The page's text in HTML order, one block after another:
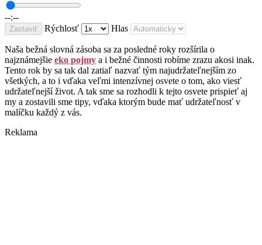
--:--
Zastaviť Rýchlosť Hlas
Naša bežná slovná zásoba sa za posledné roky rozšírila o
najznámejšie eko pojmy a i bežné činnosti robíme zrazu akosi inak.
Tento rok by sa tak dal zatiaľ nazvať tým najudržateľnejším zo
všetkých, a to i vďaka veľmi intenzívnej osvete o tom, ako viesť
udržateľnejší život. A tak sme sa rozhodli k tejto osvete prispieť aj
my a zostavili sme tipy, vďaka ktorým bude mať udržateľnosť v
malíčku každý z vás.
Reklama